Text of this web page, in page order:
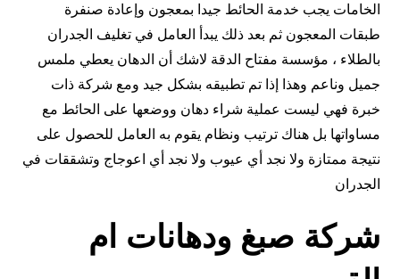
الخامات يجب خدمة الحائط جيدا بمعجون وإعادة صنفرة
طبقات المعجون ثم بعد ذلك يبدأ العامل في تغليف الجدران
بالطلاء ، مؤسسة مفتاح الدقة لاشك أن الدهان يعطي ملمس
جميل وناعم وهذا إذا تم تطبيقه بشكل جيد ومع شركة ذات
خبرة فهي ليست عملية شراء دهان ووضعها على الحائط مع
مساواتها بل هناك ترتيب ونظام يقوم به العامل للحصول على
نتيجة ممتازة ولا نجد أي عيوب ولا نجد أي اعوجاج وتشققات في
الجدران
شركة صبغ ودهانات ام